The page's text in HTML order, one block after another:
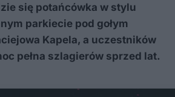
się potańcówka w stylu
parkiecie pod gołym
Kapela, a uczestników
pełna szlagierów sprzed lat.